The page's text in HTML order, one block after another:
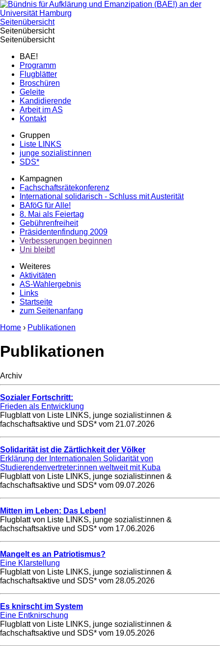
Seitenübersicht
Seitenübersicht
Seitenübersicht
BAE!
Programm
Flugblätter
Broschüren
Geleite
Kandidierende
Arbeit im AS
Kontakt
Gruppen
Liste LINKS
junge sozialist:innen
SDS*
Kampagnen
Fachschaftsrätekonferenz
International solidarisch - Schluss mit Austerität
BAföG für Alle!
8. Mai als Feiertag
Gebührenfreiheit
Präsidentenfindung 2009
Verbesserungen beginnen
Uni bleibt!
Weiteres
Aktivitäten
AS-Wahlergebnis
Links
Startseite
zum Seitenanfang
Home › Publikationen
Publikationen
Archiv
Sozialer Fortschritt:
Frieden als Entwicklung
Flugblatt von Liste LINKS, junge sozialist:innen &
fachschaftsaktive und SDS* vom 21.07.2026
Solidarität ist die Zärtlichkeit der Völker
Erklärung der Internationalen Solidarität von
Studierendenvertreter:innen weltweit mit Kuba
Flugblatt von Liste LINKS, junge sozialist:innen &
fachschaftsaktive und SDS* vom 09.07.2026
Mitten im Leben: Das Leben!
Flugblatt von Liste LINKS, junge sozialist:innen &
fachschaftsaktive und SDS* vom 17.06.2026
Mangelt es an Patriotismus?
Eine Klarstellung
Flugblatt von Liste LINKS, junge sozialist:innen &
fachschaftsaktive und SDS* vom 28.05.2026
Es knirscht im System
Eine Entknirschung
Flugblatt von Liste LINKS, junge sozialist:innen &
fachschaftsaktive und SDS* vom 19.05.2026